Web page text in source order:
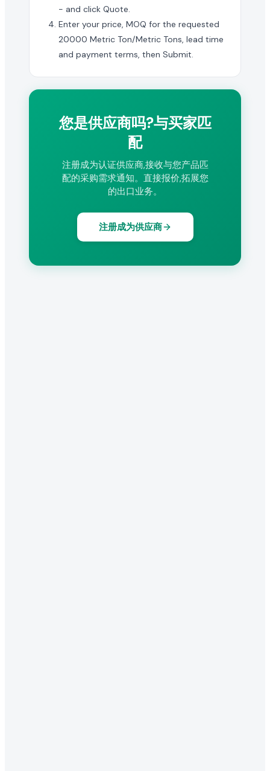
- and click Quote.
Enter your price, MOQ for the requested
20000 Metric Ton/Metric Tons, lead time
and payment terms, then Submit.
您是供应商吗?与买家匹
配
注册成为认证供应商,接收与您产品匹
配的采购需求通知。直接报价,拓展您
的出口业务。
注册成为供应商